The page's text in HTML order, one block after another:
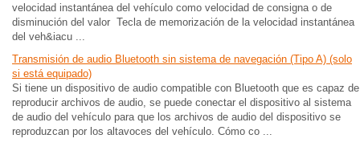
velocidad instantánea del vehículo como velocidad de consigna o de
disminución del valor Tecla de memorización de la velocidad instantánea
del veh&iacu ...
Transmisión de audio Bluetooth sin sistema de navegación (Tipo A) (solo
si está equipado)
Si tiene un dispositivo de audio compatible con Bluetooth que es capaz de
reproducir archivos de audio, se puede conectar el dispositivo al sistema
de audio del vehículo para que los archivos de audio del dispositivo se
reproduzcan por los altavoces del vehículo. Cómo co ...